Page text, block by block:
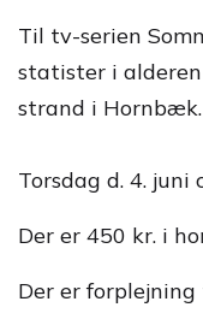
Til tv-serien
statister i
strand i Hornbæk.
Torsdag d. 4. juni
Der er 450 kr. i
Der er